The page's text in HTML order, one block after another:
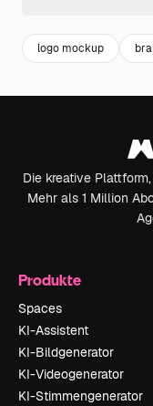
logo mockup
Die kreative
Mehr als 1 Million
Produkte
Spaces
KI-Assistent
KI-Bildgenerator
KI-Videogenerator
KI-Stimmengenerator